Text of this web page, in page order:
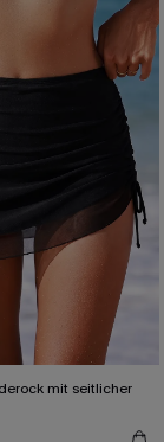
mit seitlicher